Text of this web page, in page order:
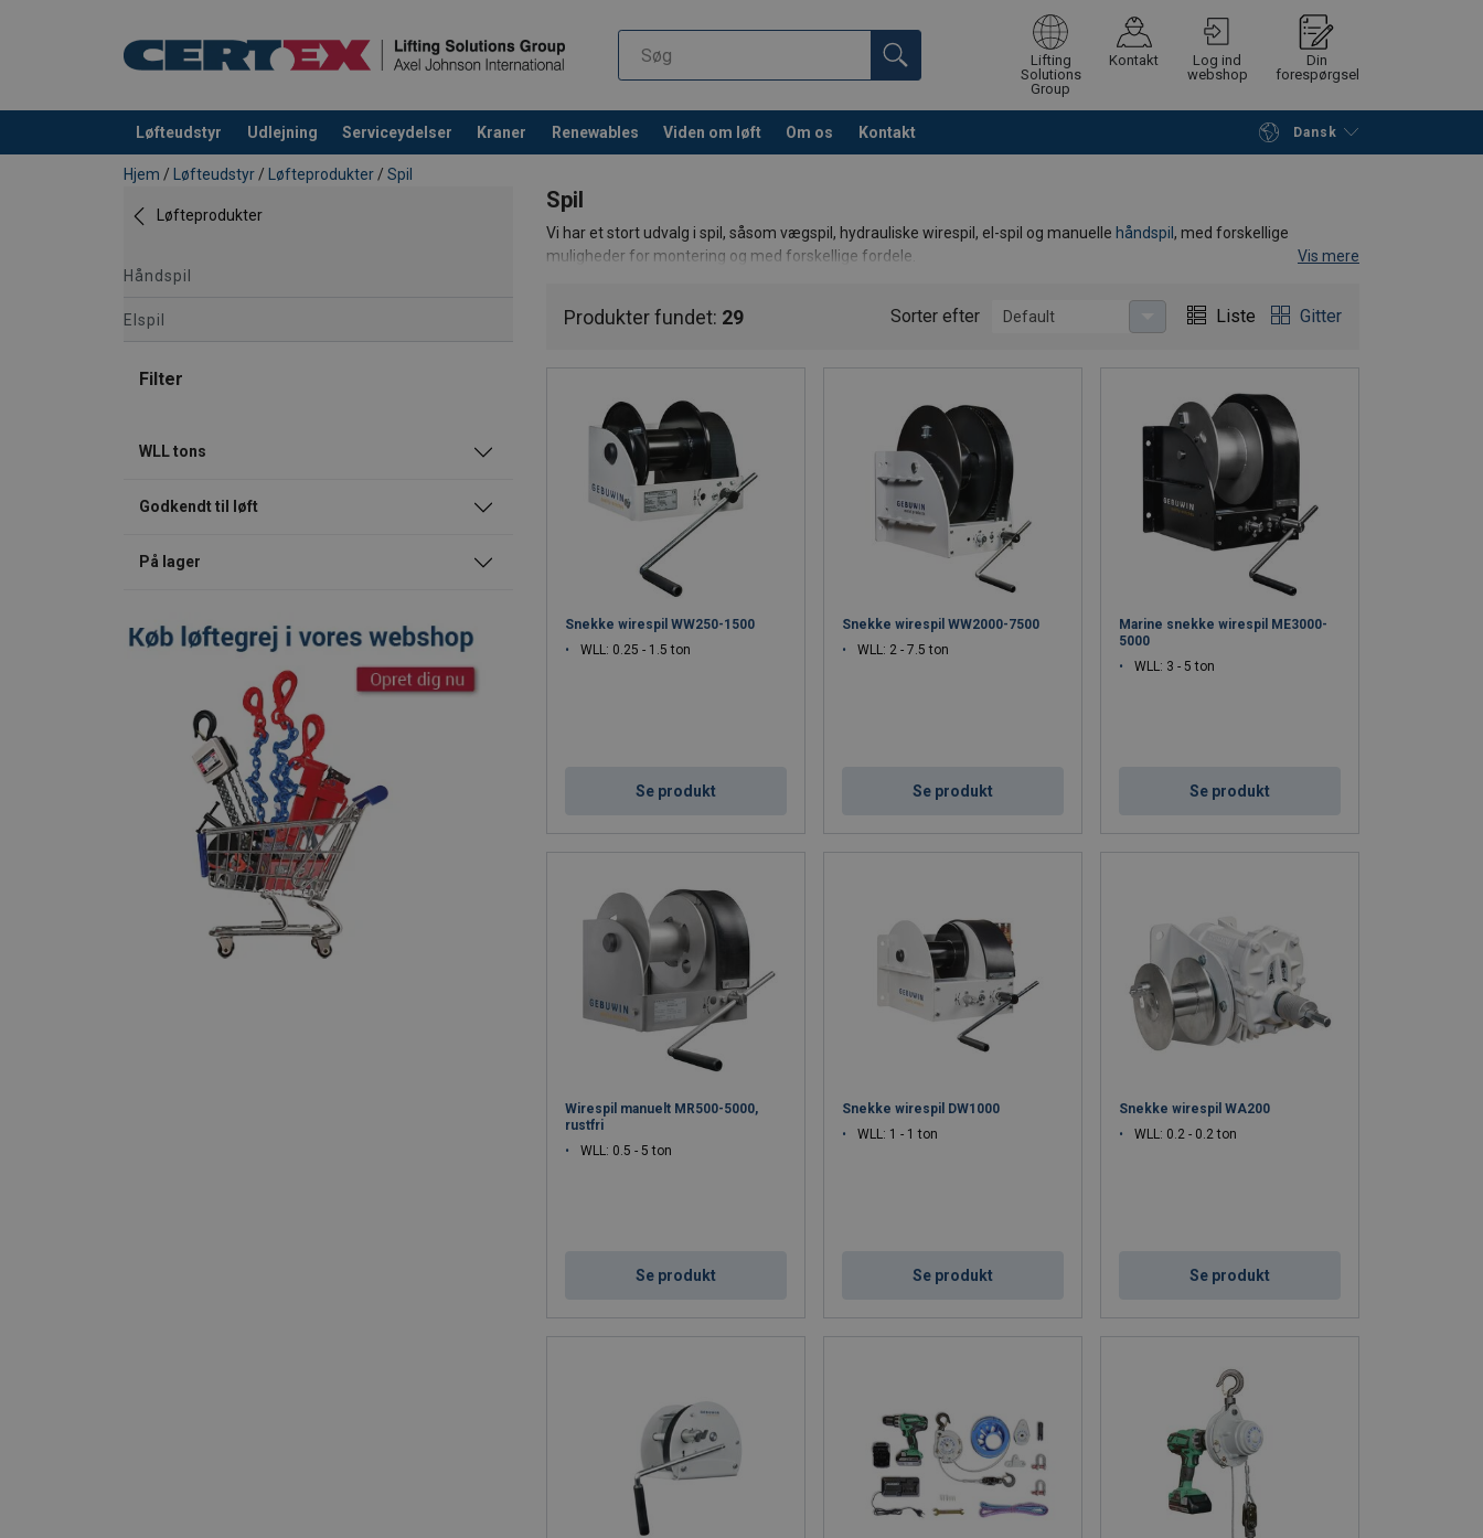
Lifting
Solutions
Group
Kontakt
Log ind
webshop
Din
forespørgsel
Løfteudstyr Udlejning Serviceydelser Kraner Renewables Viden om løft Om os Kontakt Dansk
Produktet blev tilføjet til din forespørgsel Fortsæt Gå til checkout
Hjem / Løfteudstyr / Løfteprodukter / Spil
Løfteprodukter
Håndspil
Elspil
Filter
WLL tons
Godkendt til løft
På lager
Spil
Vi har et stort udvalg i spil, såsom vægspil, hydrauliske wirespil, el-spil og manuelle håndspil, med forskellige
muligheder for montering og med forskellige fordele.
Vis mere
Produkter fundet: 29 Sorter efter Default Liste Gitter
Snekke wirespil WW250-1500
WLL: 0.25 - 1.5 ton
Se produkt
Snekke wirespil WW2000-7500
WLL: 2 - 7.5 ton
Se produkt
Marine snekke wirespil ME3000-
5000
WLL: 3 - 5 ton
Se produkt
Wirespil manuelt MR500-5000,
rustfri
WLL: 0.5 - 5 ton
Se produkt
Snekke wirespil DW1000
WLL: 1 - 1 ton
Se produkt
Snekke wirespil WA200
WLL: 0.2 - 0.2 ton
Se produkt